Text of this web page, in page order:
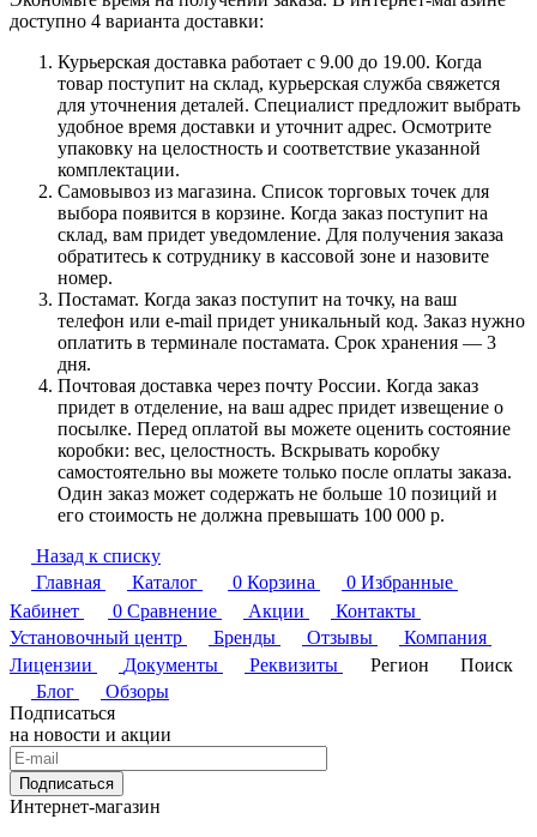
доступно 4 варианта доставки:
Курьерская доставка работает с 9.00 до 19.00. Когда
товар поступит на склад, курьерская служба свяжется
для уточнения деталей. Специалист предложит выбрать
удобное время доставки и уточнит адрес. Осмотрите
упаковку на целостность и соответствие указанной
комплектации.
Самовывоз из магазина. Список торговых точек для
выбора появится в корзине. Когда заказ поступит на
склад, вам придет уведомление. Для получения заказа
обратитесь к сотруднику в кассовой зоне и назовите
номер.
Постамат. Когда заказ поступит на точку, на ваш
телефон или e-mail придет уникальный код. Заказ нужно
оплатить в терминале постамата. Срок хранения — 3
дня.
Почтовая доставка через почту России. Когда заказ
придет в отделение, на ваш адрес придет извещение о
посылке. Перед оплатой вы можете оценить состояние
коробки: вес, целостность. Вскрывать коробку
самостоятельно вы можете только после оплаты заказа.
Один заказ может содержать не больше 10 позиций и
его стоимость не должна превышать 100 000 р.
Назад к списку
Главная
Каталог 0 Корзина 0 Избранные
Кабинет
0 Сравнение Акции
Контакты
Установочный центр
Бренды Отзывы
Компания
Лицензии
Документы Реквизиты Регион
Поиск
Блог
Обзоры
Подписаться
на новости и акции
Подписаться
Интернет-магазин